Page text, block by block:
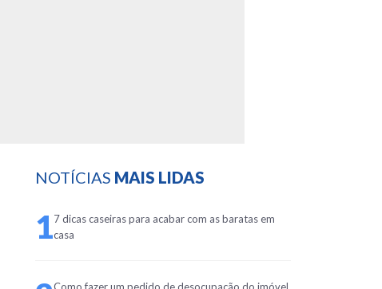
NOTÍCIAS MAIS LIDAS
17 dicas caseiras para acabar com as baratas em
casa